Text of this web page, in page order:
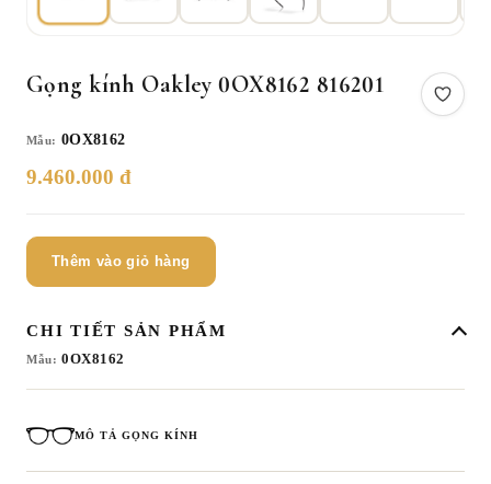
Gọng kính Oakley 0OX8162 816201
Mẫu: 0OX8162
9.460.000 đ
Thêm vào giỏ hàng
CHI TIẾT SẢN PHẨM
Mẫu: 0OX8162
MÔ TẢ GỌNG KÍNH